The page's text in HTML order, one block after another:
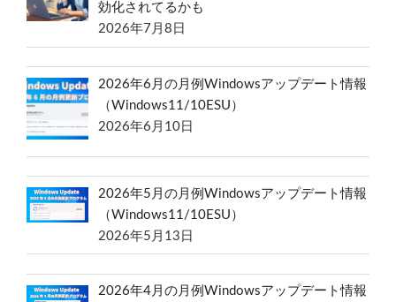
効化されてるかも
2026年7月8日
2026年6月の月例Windowsアップデート情報
（Windows11/10ESU）
2026年6月10日
2026年5月の月例Windowsアップデート情報
（Windows11/10ESU）
2026年5月13日
2026年4月の月例Windowsアップデート情報